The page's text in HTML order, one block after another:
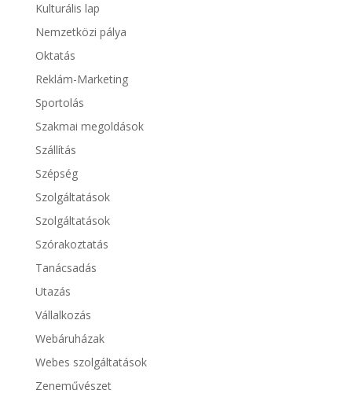
Kulturális lap
Nemzetközi pálya
Oktatás
Reklám-Marketing
Sportolás
Szakmai megoldások
Szállítás
Szépség
Szolgáltatások
Szolgáltatások
Szórakoztatás
Tanácsadás
Utazás
Vállalkozás
Webáruházak
Webes szolgáltatások
Zeneművészet